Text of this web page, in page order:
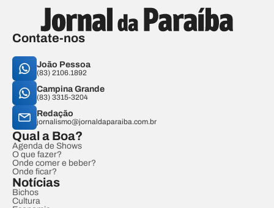
Contate-nos
João Pessoa
(83) 2106.1892
Campina Grande
(83) 3315-3204
Redação
jornalismo@jornaldaparaiba.com.br
Qual a Boa?
Agenda de Shows
O que fazer?
Onde comer e beber?
Onde ficar?
Notícias
Bichos
Cultura